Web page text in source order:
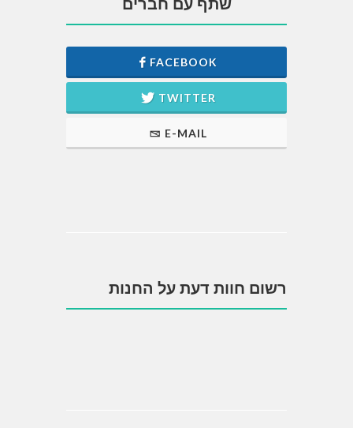
שתף עם חברים
FACEBOOK
TWITTER
E-MAIL
רשום חוות דעת על החנות